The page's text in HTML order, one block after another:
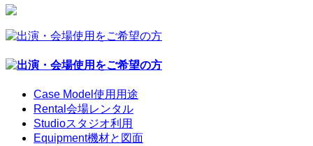
Case Model 使用用途
Rental 会場レンタル
Studioスタジオ利用
Equipment機材と図面